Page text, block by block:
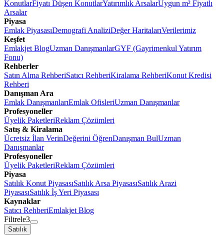
KonutlarFiyatı Düşen KonutlarYatırımlık ArsalarUygun m² Fiyatlı
Arsalar
Piyasa
Emlak PiyasasıDemografi AnaliziDeğer HaritalarıVerilerimiz
Keşfet
Emlakjet BlogUzman DanışmanlarGYF (Gayrimenkul Yatırım
Fonu)
Rehberler
Satın Alma RehberiSatıcı RehberiKiralama RehberiKonut Kredisi
Rehberi
Danışman Ara
Emlak DanışmanlarıEmlak OfisleriUzman Danışmanlar
Profesyoneller
Üyelik PaketleriReklam Çözümleri
Satış & Kiralama
Ücretsiz İlan VerinDeğerini ÖğrenDanışman BulUzman
Danışmanlar
Profesyoneller
Üyelik PaketleriReklam Çözümleri
Piyasa
Satılık Konut PiyasasıSatılık Arsa PiyasasıSatılık Arazi
PiyasasıSatılık İş Yeri Piyasası
Kaynaklar
Satıcı RehberiEmlakjet Blog
Filtrele3
Satılık